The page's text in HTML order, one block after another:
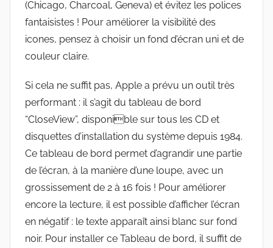
(Chicago, Charcoal, Geneva) et évitez les polices
fantaisistes ! Pour améliorer la visibilité des
icones, pensez à choisir un fond d’écran uni et de
couleur claire.
Si cela ne suffit pas, Apple a prévu un outil très
performant : il s’agit du tableau de bord
“CloseView”, disponible sur tous les CD et
disquettes d’installation du système depuis 1984.
Ce tableau de bord permet d’agrandir une partie
de l’écran, à la manière d’une loupe, avec un
grossissement de 2 à 16 fois ! Pour améliorer
encore la lecture, il est possible d’afficher l’écran
en négatif : le texte apparaît ainsi blanc sur fond
noir. Pour installer ce Tableau de bord, il suffit de